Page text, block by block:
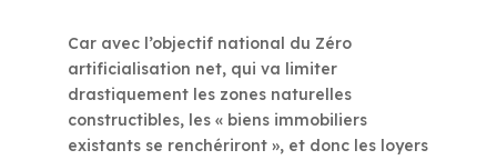
Car avec l’objectif national du Zéro
artificialisation net, qui va limiter
drastiquement les zones naturelles
constructibles, les « biens immobiliers
existants se renchériront », et donc les loyers